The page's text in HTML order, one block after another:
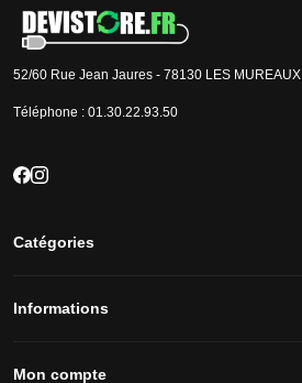
52/60 Rue Jean Jaures - 78130 LES MUREAUX
Téléphone : 01.30.22.93.50
Catégories
Informations
Mon compte